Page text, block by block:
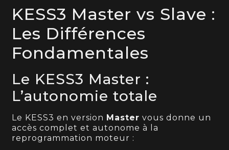
KESS3 Master vs Slave :
Les Différences
Fondamentales
Le KESS3 Master :
L’autonomie totale
Le KESS3 en version Master vous donne un
accès complet et autonome à la
reprogrammation moteur :